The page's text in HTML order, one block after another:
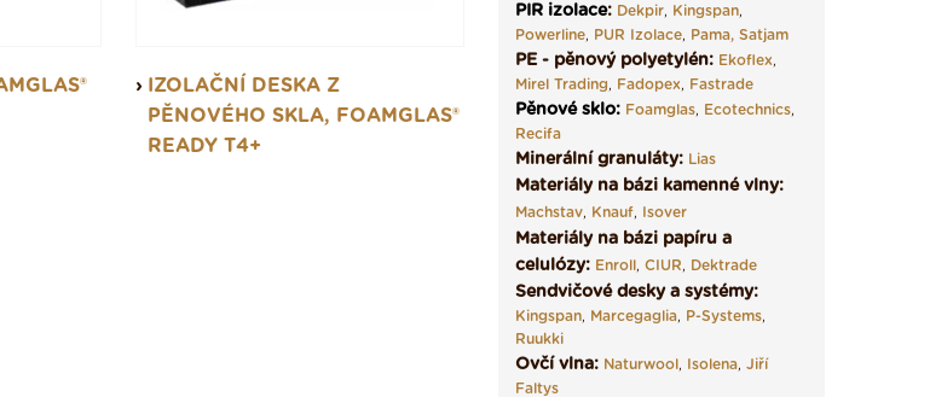
IZOLAČNÍ DESKA Z
PĚNOVÉHO SKLA, FOAMGLAS®
READY T4+
PIR izolace: Dekpir, Kingspan,
Powerline, PUR Izolace, Pama, Satjam
PE - pěnový polyetylén: Ekoflex,
Mirel Trading, Fadopex, Fastrade
Pěnové sklo: Foamglas, Ecotechnics,
Recifa
Minerální granuláty: Lias
Materiály na bázi kamenné vlny:
Machstav, Knauf, Isover
Materiály na bázi papíru a
celulózy: Enroll, CIUR, Dektrade
Sendvičové desky a systémy:
Kingspan, Marcegaglia, P-Systems,
Ruukki
Ovčí vlna: Naturwool, Isolena, Jiří
Faltys